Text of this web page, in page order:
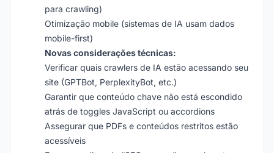
para crawling)
Otimização mobile (sistemas de IA usam dados
mobile-first)
Novas considerações técnicas:
Verificar quais crawlers de IA estão acessando seu
site (GPTBot, PerplexityBot, etc.)
Garantir que conteúdo chave não está escondido
atrás de toggles JavaScript ou accordions
Assegurar que PDFs e conteúdos restritos estão
acessíveis